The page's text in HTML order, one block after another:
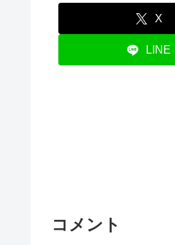
X
LINE
コメント